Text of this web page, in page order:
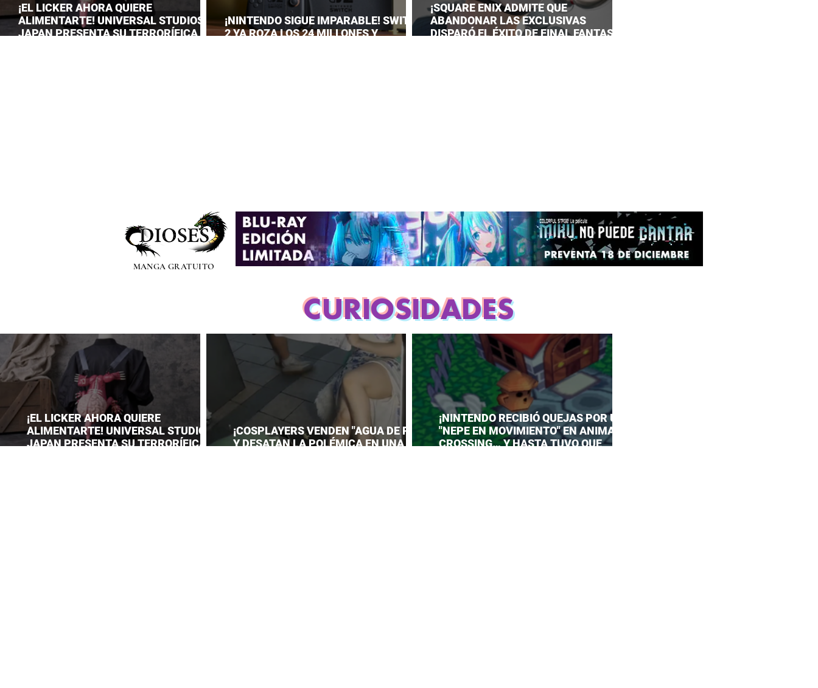
¡EL LICKER AHORA QUIERE
ALIMENTARTE! UNIVERSAL STUDIOS
JAPAN PRESENTA SU TERRORÍFICA
¡NINTENDO SIGUE IMPARABLE! SWITCH
2 YA ROZA LOS 24 MILLONES Y
¡SQUARE ENIX ADMITE QUE
ABANDONAR LAS EXCLUSIVAS
DISPARÓ EL ÉXITO DE FINAL FANTASY
MANGA GRATUITO
CURIOSIDADES
¡EL LICKER AHORA QUIERE
ALIMENTARTE! UNIVERSAL STUDIOS
JAPAN PRESENTA SU TERRORÍFICA
¡COSPLAYERS VENDEN "AGUA DE PIES"
Y DESATAN LA POLÉMICA EN UNA
¡NINTENDO RECIBIÓ QUEJAS POR UN
"NEPE EN MOVIMIENTO" EN ANIMAL
CROSSING… Y HASTA TUVO QUE